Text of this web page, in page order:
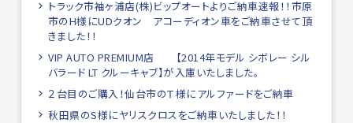
トラック市袖ヶ浦店(株)ビップオートよりご納車速報！！市原
市のH様にUDクオン アコーディオン車をご納車させて頂
きました！！
VIP AUTO PREMIUM店 【2014年モデル シボレー シル
バラード LT クルーキャブ】が入庫いたしました。
２台目のご購入！仙台市のＴ様にアルファードをご納車
秋田県のS様にヤリスクロスをご納車いたしました！！